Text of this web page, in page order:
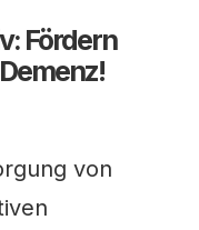
Fördern
von